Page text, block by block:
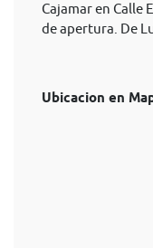
Cajamar en Calle
de apertura. De
Ubicacion en